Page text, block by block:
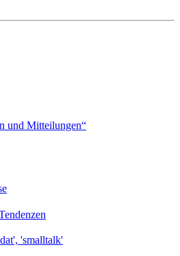
und Mitteilungen“
'smalltalk'